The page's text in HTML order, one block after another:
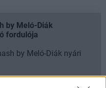
by Meló-Diák
fordulója
by Meló-Diák nyári